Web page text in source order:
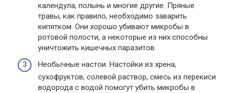
календула, полынь и многие другие. Пряные
травы, как правило, необходимо заварить
кипятком. Они хорошо убивают микробы в
ротовой полости, а некоторые из них способны
уничтожить кишечных паразитов.
Необычные настои. Настойки из хрена,
сухофруктов, солевой раствор, смесь из перекиси
водорода с водой помогут убить микробы в